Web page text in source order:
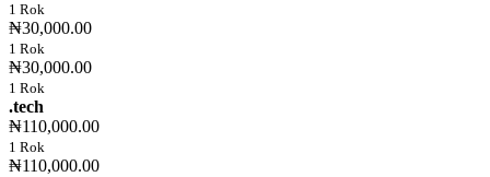
1 Rok
₦30,000.00
1 Rok
₦30,000.00
1 Rok
.tech
₦110,000.00
1 Rok
₦110,000.00